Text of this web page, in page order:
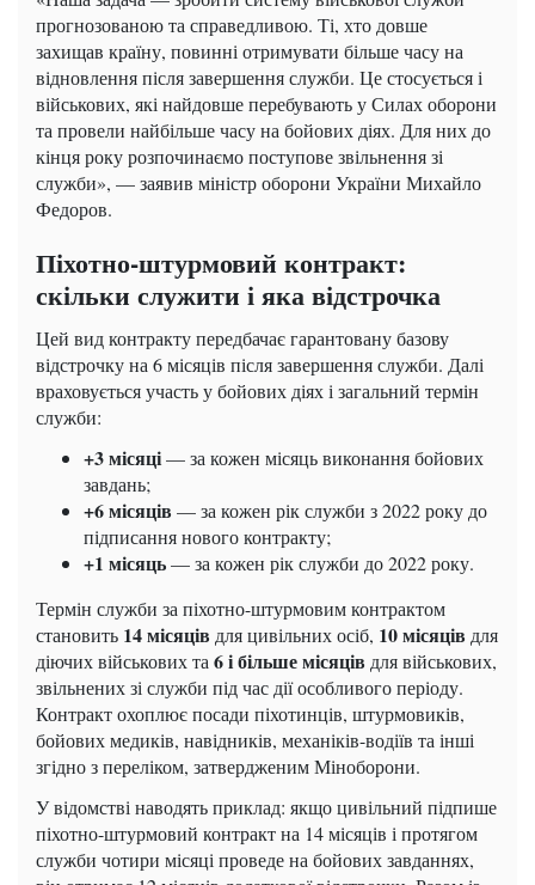
прогнозованою та справедливою. Ті, хто довше
захищав країну, повинні отримувати більше часу на
відновлення після завершення служби. Це стосується і
військових, які найдовше перебувають у Силах оборони
та провели найбільше часу на бойових діях. Для них до
кінця року розпочинаємо поступове звільнення зі
служби», — заявив міністр оборони України Михайло
Федоров.
Піхотно-штурмовий контракт:
скільки служити і яка відстрочка
Цей вид контракту передбачає гарантовану базову
відстрочку на 6 місяців після завершення служби. Далі
враховується участь у бойових діях і загальний термін
служби:
+3 місяці— за кожен місяць виконання бойових
завдань;
+6 місяців — за кожен рік служби з 2022 року до
підписання нового контракту;
+1 місяць— за кожен рік служби до 2022 року.
Термін служби за піхотно-штурмовим контрактом
становить 14 місяців для цивільних осіб, 10 місяців для
діючих військових та6 і більше місяців для військових,
звільнених зі служби під час дії особливого періоду.
Контракт охоплює посади піхотинців, штурмовиків,
бойових медиків, навідників, механіків-водіїв та інші
згідно з переліком, затвердженим Міноборони.
У відомстві наводять приклад: якщо цивільний підпише
піхотно-штурмовий контракт на 14 місяців і протягом
служби чотири місяці проведе на бойових завданнях,